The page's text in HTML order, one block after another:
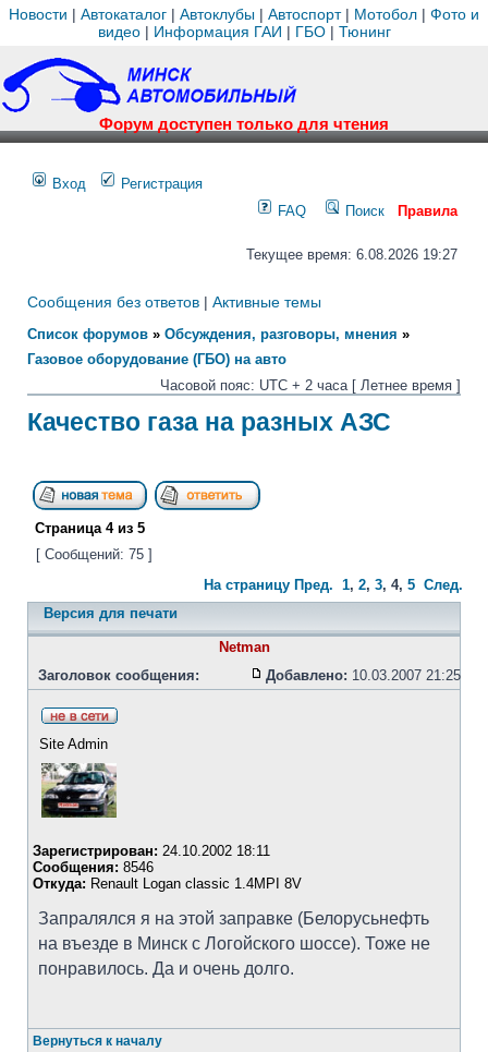
Новости | Автокаталог | Автоклубы | Автоспорт| Мотобол | Фото и
видео| Информация ГАИ | ГБО| Тюнинг
Форум доступен только для чтения
Вход
Регистрация
FAQ
Поиск Правила
Текущее время: 6.08.2026 19:27
Сообщения без ответов | Активные темы
Список форумов » Обсуждения, разговоры, мнения »
Газовое оборудование (ГБО) на авто
Часовой пояс: UTC + 2 часа [ Летнее время ]
Качество газа на разных АЗС
Страница 4из 5
[ Сообщений: 75 ]
На страницу Пред. 1, 2, 3, 4, 5 След.
Версия для печати
Netman
Заголовок сообщения:
Добавлено: 10.03.2007 21:25
Site Admin
Зарегистрирован: 24.10.2002 18:11
Сообщения: 8546
Откуда: Renault Logan classic 1.4MPI 8V
Запралялся я на этой заправке (Белорусьнефть
на въезде в Минск с Логойского шоссе). Тоже не
понравилось. Да и очень долго.
Вернуться к началу